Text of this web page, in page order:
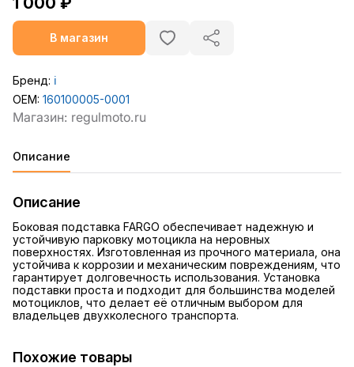
В магазин
Бренд: ℹ️
OEM: 160100005-0001
Описание
Описание
Боковая подставка FARGO обеспечивает надежную и
устойчивую парковку мотоцикла на неровных
поверхностях. Изготовленная из прочного материала, она
устойчива к коррозии и механическим повреждениям, что
гарантирует долговечность использования. Установка
подставки проста и подходит для большинства моделей
мотоциклов, что делает её отличным выбором для
владельцев двухколесного транспорта.
Похожие товары